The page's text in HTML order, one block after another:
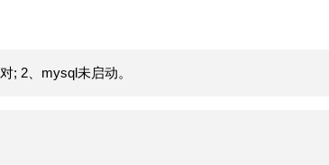
; 2、mysql未启动。